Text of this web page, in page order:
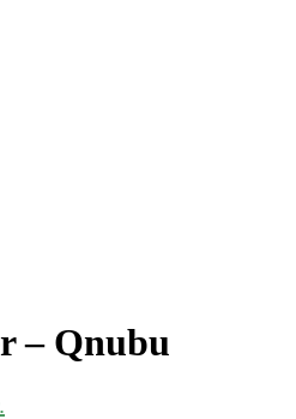
– Qnubu